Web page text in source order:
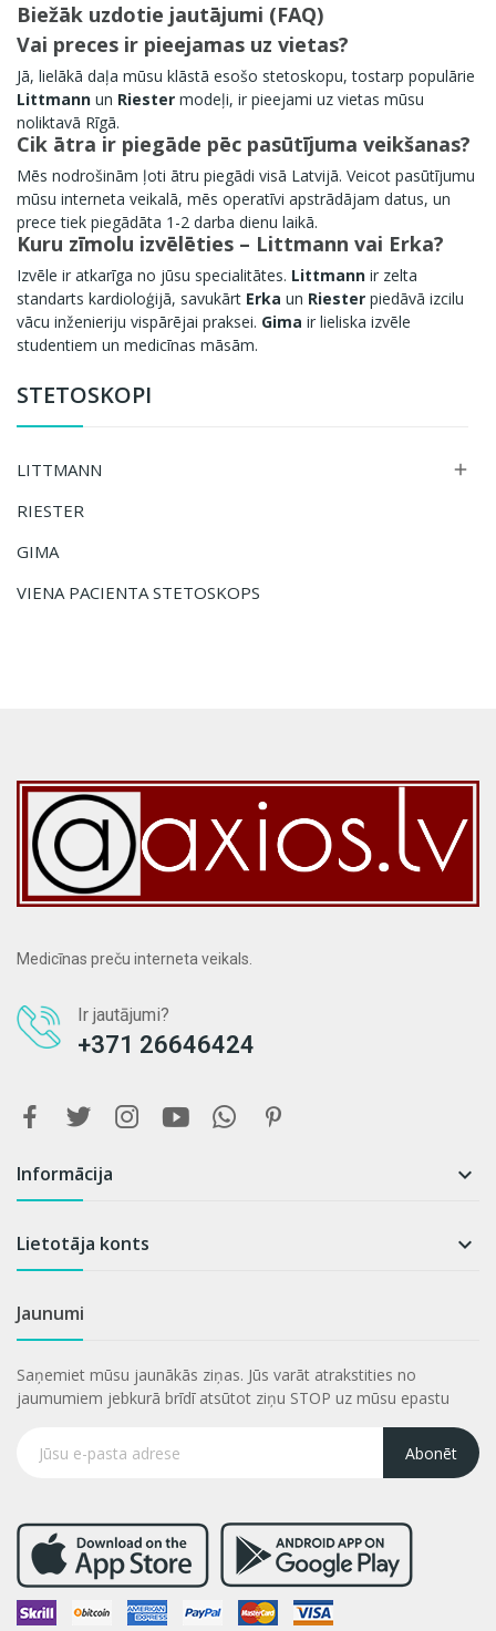
STETOSKOPI
LITTMANN 
RIESTER
GIMA
VIENA PACIENTA STETOSKOPS
Biežāk uzdotie jautājumi (FAQ)
Vai preces ir pieejamas uz vietas?
Jā, lielākā daļa mūsu klāstā esošo stetoskopu, tostarp populārie
Littmann un Riester modeļi, ir pieejami uz vietas mūsu
noliktavā Rīgā.
Cik ātra ir piegāde pēc pasūtījuma veikšanas?
Mēs nodrošinām ļoti ātru piegādi visā Latvijā. Veicot pasūtījumu
mūsu interneta veikalā, mēs operatīvi apstrādājam datus, un
prece tiek piegādāta 1-2 darba dienu laikā.
Kuru zīmolu izvēlēties – Littmann vai Erka?
Izvēle ir atkarīga no jūsu specialitātes. Littmann ir zelta
standarts kardioloģijā, savukārt Erka un Riester piedāvā izcilu
vācu inženieriju vispārējai praksei. Gima ir lieliska izvēle
studentiem un medicīnas māsām.
Medicīnas preču interneta veikals.
Ir jautājumi?
+371 26646424
Informācija 
Lietotāja konts 
Jaunumi
Saņemiet mūsu jaunākās ziņas. Jūs varāt atrakstities no
jaumumiem jebkurā brīdī atsūtot ziņu STOP uz mūsu epastu
Abonēt